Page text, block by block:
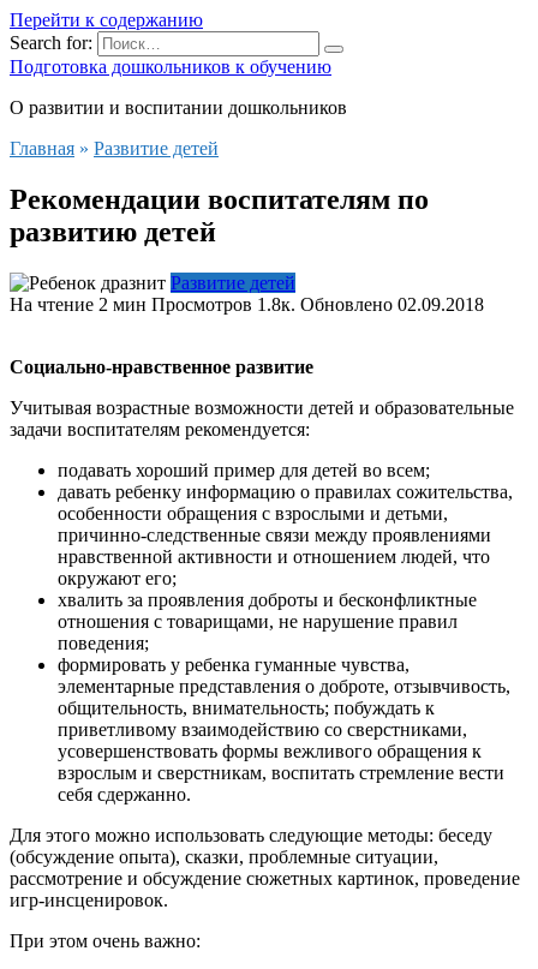
Перейти к содержанию
Search for:
Подготовка дошкольников к обучению
О развитии и воспитании дошкольников
Главная » Развитие детей
Рекомендации воспитателям по
развитию детей
Развитие детей
На чтение 2 мин Просмотров 1.8к. Обновлено 02.09.2018
Социально-нравственное развитие
Учитывая возрастные возможности детей и образовательные
задачи воспитателям рекомендуется:
подавать хороший пример для детей во всем;
давать ребенку информацию о правилах сожительства,
особенности обращения с взрослыми и детьми,
причинно-следственные связи между проявлениями
нравственной активности и отношением людей, что
окружают его;
хвалить за проявления доброты и бесконфликтные
отношения с товарищами, не нарушение правил
поведения;
формировать у ребенка гуманные чувства,
элементарные представления о доброте, отзывчивость,
общительность, внимательность; побуждать к
приветливому взаимодействию со сверстниками,
усовершенствовать формы вежливого обращения к
взрослым и сверстникам, воспитать стремление вести
себя сдержанно.
Для этого можно использовать следующие методы: беседу
(обсуждение опыта), сказки, проблемные ситуации,
рассмотрение и обсуждение сюжетных картинок, проведение
игр-инсценировок.
При этом очень важно: